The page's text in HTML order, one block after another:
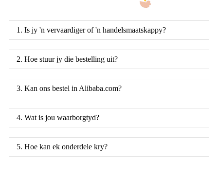
1. Is jy 'n vervaardiger of 'n handelsmaatskappy?
2. Hoe stuur jy die bestelling uit?
3. Kan ons bestel in Alibaba.com?
4. Wat is jou waarborgtyd?
5. Hoe kan ek onderdele kry?